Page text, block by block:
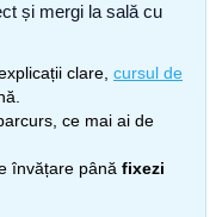
și mergi la sală cu
explicații clare, cursul de
ce mai ai de
învățare până fixezi